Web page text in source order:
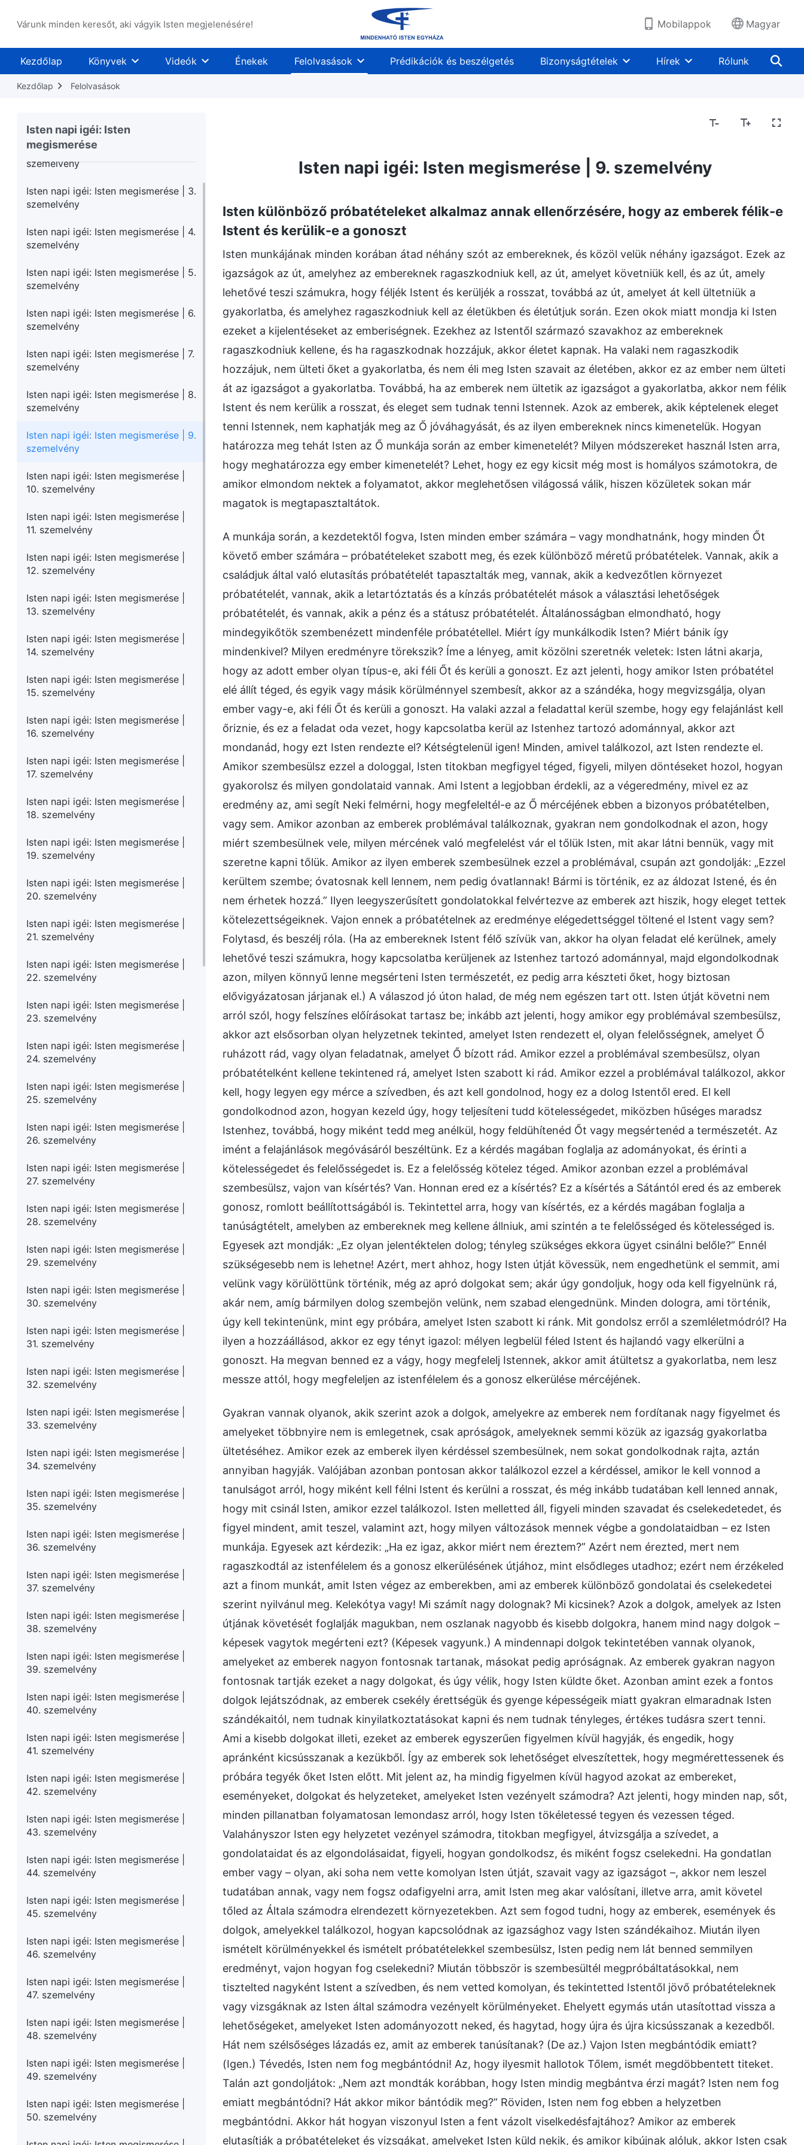
Várunk minden keresőt, aki vágyik Isten megjelenésére! Mobilappok Magyar
Kezdőlap Könyvek Videók Énekek Felolvasások Prédikációk és beszélgetés Bizonyságtételek Hírek Rólunk
Kezdőlap Felolvasások
Isten napi igéi: Isten
megismerése
szemelvény
Isten napi igéi: Isten megismerése | 2.
szemelvény
Isten napi igéi: Isten megismerése | 3.
szemelvény
Isten napi igéi: Isten megismerése | 4.
szemelvény
Isten napi igéi: Isten megismerése | 5.
szemelvény
Isten napi igéi: Isten megismerése | 6.
szemelvény
Isten napi igéi: Isten megismerése | 7.
szemelvény
Isten napi igéi: Isten megismerése | 8.
szemelvény
Isten napi igéi: Isten megismerése | 9.
szemelvény
Isten napi igéi: Isten megismerése |
10. szemelvény
Isten napi igéi: Isten megismerése |
11. szemelvény
Isten napi igéi: Isten megismerése |
12. szemelvény
Isten napi igéi: Isten megismerése |
13. szemelvény
Isten napi igéi: Isten megismerése |
14. szemelvény
Isten napi igéi: Isten megismerése |
15. szemelvény
Isten napi igéi: Isten megismerése |
16. szemelvény
Isten napi igéi: Isten megismerése |
17. szemelvény
Isten napi igéi: Isten megismerése |
18. szemelvény
Isten napi igéi: Isten megismerése |
19. szemelvény
Isten napi igéi: Isten megismerése |
20. szemelvény
Isten napi igéi: Isten megismerése |
21. szemelvény
Isten napi igéi: Isten megismerése |
22. szemelvény
Isten napi igéi: Isten megismerése |
23. szemelvény
Isten napi igéi: Isten megismerése |
24. szemelvény
Isten napi igéi: Isten megismerése |
25. szemelvény
Isten napi igéi: Isten megismerése |
26. szemelvény
Isten napi igéi: Isten megismerése |
27. szemelvény
Isten napi igéi: Isten megismerése |
28. szemelvény
Isten napi igéi: Isten megismerése |
29. szemelvény
Isten napi igéi: Isten megismerése |
30. szemelvény
Isten napi igéi: Isten megismerése |
31. szemelvény
Isten napi igéi: Isten megismerése |
32. szemelvény
Isten napi igéi: Isten megismerése |
33. szemelvény
Isten napi igéi: Isten megismerése |
34. szemelvény
Isten napi igéi: Isten megismerése |
35. szemelvény
Isten napi igéi: Isten megismerése |
36. szemelvény
Isten napi igéi: Isten megismerése |
37. szemelvény
Isten napi igéi: Isten megismerése |
38. szemelvény
Isten napi igéi: Isten megismerése |
39. szemelvény
Isten napi igéi: Isten megismerése |
40. szemelvény
Isten napi igéi: Isten megismerése |
41. szemelvény
Isten napi igéi: Isten megismerése |
42. szemelvény
Isten napi igéi: Isten megismerése |
43. szemelvény
Isten napi igéi: Isten megismerése |
44. szemelvény
Isten napi igéi: Isten megismerése |
45. szemelvény
Isten napi igéi: Isten megismerése |
46. szemelvény
Isten napi igéi: Isten megismerése |
47. szemelvény
Isten napi igéi: Isten megismerése |
48. szemelvény
Isten napi igéi: Isten megismerése |
49. szemelvény
Isten napi igéi: Isten megismerése |
50. szemelvény
Isten napi igéi: Isten megismerése | 9. szemelvény
Isten különböző próbatételeket alkalmaz annak ellenőrzésére, hogy az emberek félik-e
Istent és kerülik-e a gonoszt
Isten munkájának minden korában átad néhány szót az embereknek, és közöl velük néhány igazságot. Ezek az
igazságok az út, amelyhez az embereknek ragaszkodniuk kell, az út, amelyet követniük kell, és az út, amely
lehetővé teszi számukra, hogy féljék Istent és kerüljék a rosszat, továbbá az út, amelyet át kell ültetniük a
gyakorlatba, és amelyhez ragaszkodniuk kell az életükben és életútjuk során. Ezen okok miatt mondja ki Isten
ezeket a kijelentéseket az emberiségnek. Ezekhez az Istentől származó szavakhoz az embereknek
ragaszkodniuk kellene, és ha ragaszkodnak hozzájuk, akkor életet kapnak. Ha valaki nem ragaszkodik
hozzájuk, nem ülteti őket a gyakorlatba, és nem éli meg Isten szavait az életében, akkor ez az ember nem ülteti
át az igazságot a gyakorlatba. Továbbá, ha az emberek nem ültetik az igazságot a gyakorlatba, akkor nem félik
Istent és nem kerülik a rosszat, és eleget sem tudnak tenni Istennek. Azok az emberek, akik képtelenek eleget
tenni Istennek, nem kaphatják meg az Ő jóváhagyását, és az ilyen embereknek nincs kimenetelük. Hogyan
határozza meg tehát Isten az Ő munkája során az ember kimenetelét? Milyen módszereket használ Isten arra,
hogy meghatározza egy ember kimenetelét? Lehet, hogy ez egy kicsit még most is homályos számotokra, de
amikor elmondom nektek a folyamatot, akkor meglehetősen világossá válik, hiszen közületek sokan már
magatok is megtapasztaltátok.
A munkája során, a kezdetektől fogva, Isten minden ember számára – vagy mondhatnánk, hogy minden Őt
követő ember számára – próbatételeket szabott meg, és ezek különböző méretű próbatételek. Vannak, akik a
családjuk által való elutasítás próbatételét tapasztalták meg, vannak, akik a kedvezőtlen környezet
próbatételét, vannak, akik a letartóztatás és a kínzás próbatételét mások a választási lehetőségek
próbatételét, és vannak, akik a pénz és a státusz próbatételét. Általánosságban elmondható, hogy
mindegyikőtök szembenézett mindenféle próbatétellel. Miért így munkálkodik Isten? Miért bánik így
mindenkivel? Milyen eredményre törekszik? Íme a lényeg, amit közölni szeretnék veletek: Isten látni akarja,
hogy az adott ember olyan típus-e, aki féli Őt és kerüli a gonoszt. Ez azt jelenti, hogy amikor Isten próbatétel
elé állít téged, és egyik vagy másik körülménnyel szembesít, akkor az a szándéka, hogy megvizsgálja, olyan
ember vagy-e, aki féli Őt és kerüli a gonoszt. Ha valaki azzal a feladattal kerül szembe, hogy egy felajánlást kell
őriznie, és ez a feladat oda vezet, hogy kapcsolatba kerül az Istenhez tartozó adománnyal, akkor azt
mondanád, hogy ezt Isten rendezte el? Kétségtelenül igen! Minden, amivel találkozol, azt Isten rendezte el.
Amikor szembesülsz ezzel a dologgal, Isten titokban megfigyel téged, figyeli, milyen döntéseket hozol, hogyan
gyakorolsz és milyen gondolataid vannak. Ami Istent a legjobban érdekli, az a végeredmény, mivel ez az
eredmény az, ami segít Neki felmérni, hogy megfeleltél-e az Ő mércéjének ebben a bizonyos próbatételben,
vagy sem. Amikor azonban az emberek problémával találkoznak, gyakran nem gondolkodnak el azon, hogy
miért szembesülnek vele, milyen mércének való megfelelést vár el tőlük Isten, mit akar látni bennük, vagy mit
szeretne kapni tőlük. Amikor az ilyen emberek szembesülnek ezzel a problémával, csupán azt gondolják: „Ezzel
kerültem szembe; óvatosnak kell lennem, nem pedig óvatlannak! Bármi is történik, ez az áldozat Istené, és én
nem érhetek hozzá.” Ilyen leegyszerűsített gondolatokkal felvértezve az emberek azt hiszik, hogy eleget tettek
kötelezettségeiknek. Vajon ennek a próbatételnek az eredménye elégedettséggel töltené el Istent vagy sem?
Folytasd, és beszélj róla. (Ha az embereknek Istent félő szívük van, akkor ha olyan feladat elé kerülnek, amely
lehetővé teszi számukra, hogy kapcsolatba kerüljenek az Istenhez tartozó adománnyal, majd elgondolkodnak
azon, milyen könnyű lenne megsérteni Isten természetét, ez pedig arra készteti őket, hogy biztosan
elővigyázatosan járjanak el.) A válaszod jó úton halad, de még nem egészen tart ott. Isten útját követni nem
arról szól, hogy felszínes előírásokat tartasz be; inkább azt jelenti, hogy amikor egy problémával szembesülsz,
akkor azt elsősorban olyan helyzetnek tekinted, amelyet Isten rendezett el, olyan felelősségnek, amelyet Ő
ruházott rád, vagy olyan feladatnak, amelyet Ő bízott rád. Amikor ezzel a problémával szembesülsz, olyan
próbatételként kellene tekintened rá, amelyet Isten szabott ki rád. Amikor ezzel a problémával találkozol, akkor
kell, hogy legyen egy mérce a szívedben, és azt kell gondolnod, hogy ez a dolog Istentől ered. El kell
gondolkodnod azon, hogyan kezeld úgy, hogy teljesíteni tudd kötelességedet, miközben hűséges maradsz
Istenhez, továbbá, hogy miként tedd meg anélkül, hogy feldühítenéd Őt vagy megsértenéd a természetét. Az
imént a felajánlások megóvásáról beszéltünk. Ez a kérdés magában foglalja az adományokat, és érinti a
kötelességedet és felelősségedet is. Ez a felelősség kötelez téged. Amikor azonban ezzel a problémával
szembesülsz, vajon van kísértés? Van. Honnan ered ez a kísértés? Ez a kísértés a Sátántól ered és az emberek
gonosz, romlott beállítottságából is. Tekintettel arra, hogy van kísértés, ez a kérdés magában foglalja a
tanúságtételt, amelyben az embereknek meg kellene állniuk, ami szintén a te felelősséged és kötelességed is.
Egyesek azt mondják: „Ez olyan jelentéktelen dolog; tényleg szükséges ekkora ügyet csinálni belőle?” Ennél
szükségesebb nem is lehetne! Azért, mert ahhoz, hogy Isten útját kövessük, nem engedhetünk el semmit, ami
velünk vagy körülöttünk történik, még az apró dolgokat sem; akár úgy gondoljuk, hogy oda kell figyelnünk rá,
akár nem, amíg bármilyen dolog szembejön velünk, nem szabad elengednünk. Minden dologra, ami történik,
úgy kell tekintenünk, mint egy próbára, amelyet Isten szabott ki ránk. Mit gondolsz erről a szemléletmódról? Ha
ilyen a hozzáállásod, akkor ez egy tényt igazol: mélyen legbelül féled Istent és hajlandó vagy elkerülni a
gonoszt. Ha megvan benned ez a vágy, hogy megfelelj Istennek, akkor amit átültetsz a gyakorlatba, nem lesz
messze attól, hogy megfeleljen az istenfélelem és a gonosz elkerülése mércéjének.
Gyakran vannak olyanok, akik szerint azok a dolgok, amelyekre az emberek nem fordítanak nagy figyelmet és
amelyeket többnyire nem is emlegetnek, csak apróságok, amelyeknek semmi közük az igazság gyakorlatba
ültetéséhez. Amikor ezek az emberek ilyen kérdéssel szembesülnek, nem sokat gondolkodnak rajta, aztán
annyiban hagyják. Valójában azonban pontosan akkor találkozol ezzel a kérdéssel, amikor le kell vonnod a
tanulságot arról, hogy miként kell félni Istent és kerülni a rosszat, és még inkább tudatában kell lenned annak,
hogy mit csinál Isten, amikor ezzel találkozol. Isten melletted áll, figyeli minden szavadat és cselekedetedet, és
figyel mindent, amit teszel, valamint azt, hogy milyen változások mennek végbe a gondolataidban – ez Isten
munkája. Egyesek azt kérdezik: „Ha ez igaz, akkor miért nem éreztem?” Azért nem érezted, mert nem
ragaszkodtál az istenfélelem és a gonosz elkerülésének útjához, mint elsődleges utadhoz; ezért nem érzékeled
azt a finom munkát, amit Isten végez az emberekben, ami az emberek különböző gondolatai és cselekedetei
szerint nyilvánul meg. Kelekótya vagy! Mi számít nagy dolognak? Mi kicsinek? Azok a dolgok, amelyek az Isten
útjának követését foglalják magukban, nem oszlanak nagyobb és kisebb dolgokra, hanem mind nagy dolgok –
képesek vagytok megérteni ezt? (Képesek vagyunk.) A mindennapi dolgok tekintetében vannak olyanok,
amelyeket az emberek nagyon fontosnak tartanak, másokat pedig apróságnak. Az emberek gyakran nagyon
fontosnak tartják ezeket a nagy dolgokat, és úgy vélik, hogy Isten küldte őket. Azonban amint ezek a fontos
dolgok lejátszódnak, az emberek csekély érettségük és gyenge képességeik miatt gyakran elmaradnak Isten
szándékaitól, nem tudnak kinyilatkoztatásokat kapni és nem tudnak tényleges, értékes tudásra szert tenni.
Ami a kisebb dolgokat illeti, ezeket az emberek egyszerűen figyelmen kívül hagyják, és engedik, hogy
apránként kicsússzanak a kezükből. Így az emberek sok lehetőséget elveszítettek, hogy megmérettessenek és
próbára tegyék őket Isten előtt. Mit jelent az, ha mindig figyelmen kívül hagyod azokat az embereket,
eseményeket, dolgokat és helyzeteket, amelyeket Isten vezényelt számodra? Azt jelenti, hogy minden nap, sőt,
minden pillanatban folyamatosan lemondasz arról, hogy Isten tökéletessé tegyen és vezessen téged.
Valahányszor Isten egy helyzetet vezényel számodra, titokban megfigyel, átvizsgálja a szívedet, a
gondolataidat és az elgondolásaidat, figyeli, hogyan gondolkodsz, és miként fogsz cselekedni. Ha gondatlan
ember vagy – olyan, aki soha nem vette komolyan Isten útját, szavait vagy az igazságot –, akkor nem leszel
tudatában annak, vagy nem fogsz odafigyelni arra, amit Isten meg akar valósítani, illetve arra, amit követel
tőled az Általa számodra elrendezett környezetekben. Azt sem fogod tudni, hogy az emberek, események és
dolgok, amelyekkel találkozol, hogyan kapcsolódnak az igazsághoz vagy Isten szándékaihoz. Miután ilyen
ismételt körülményekkel és ismételt próbatételekkel szembesülsz, Isten pedig nem lát benned semmilyen
eredményt, vajon hogyan fog cselekedni? Miután többször is szembesültél megpróbáltatásokkal, nem
tisztelted nagyként Istent a szívedben, és nem vetted komolyan, és tekintetted Istentől jövő próbatételeknek
vagy vizsgáknak az Isten által számodra vezényelt körülményeket. Ehelyett egymás után utasítottad vissza a
lehetőségeket, amelyeket Isten adományozott neked, és hagytad, hogy újra és újra kicsússzanak a kezedből.
Hát nem szélsőséges lázadás ez, amit az emberek tanúsítanak? (De az.) Vajon Isten megbántódik emiatt?
(Igen.) Tévedés, Isten nem fog megbántódni! Az, hogy ilyesmit hallotok Tőlem, ismét megdöbbentett titeket.
Talán azt gondoljátok: „Nem azt mondták korábban, hogy Isten mindig megbántva érzi magát? Isten nem fog
emiatt megbántódni? Hát akkor mikor bántódik meg?” Röviden, Isten nem fog ebben a helyzetben
megbántódni. Akkor hát hogyan viszonyul Isten a fent vázolt viselkedésfajtához? Amikor az emberek
elutasítják a próbatételeket és vizsgákat, amelyeket Isten küld nekik, és amikor kibújnak alóluk, akkor Isten csak